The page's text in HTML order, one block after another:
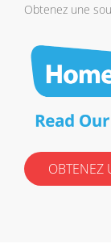
Obtenez une
OBTENEZ